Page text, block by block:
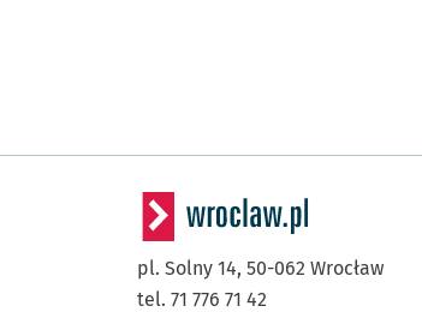
pl. Solny 14, 50-062 Wrocław
tel. 71 776 71 42